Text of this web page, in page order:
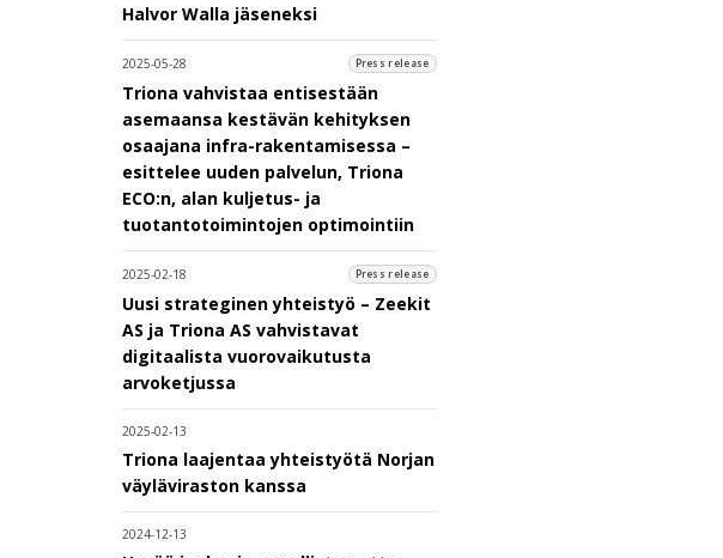
Halvor Walla jäseneksi
2025-05-28 Press release
Triona vahvistaa entisestään
asemaansa kestävän kehityksen
osaajana infra-rakentamisessa –
esittelee uuden palvelun, Triona
ECO:n, alan kuljetus- ja
tuotantotoimintojen optimointiin
2025-02-18 Press release
Uusi strateginen yhteistyö – Zeekit
AS ja Triona AS vahvistavat
digitaalista vuorovaikutusta
arvoketjussa
2025-02-13
Triona laajentaa yhteistyötä Norjan
väyläviraston kanssa
2024-12-13